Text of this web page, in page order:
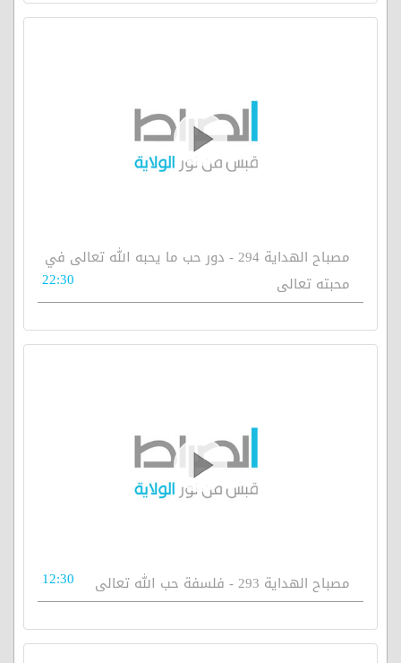
مصباح الهداية 294 - دور حب ما يحبه الله تعالى في
محبته تعالى
22:30
مصباح الهداية 293 - فلسفة حب الله تعالى 12:30